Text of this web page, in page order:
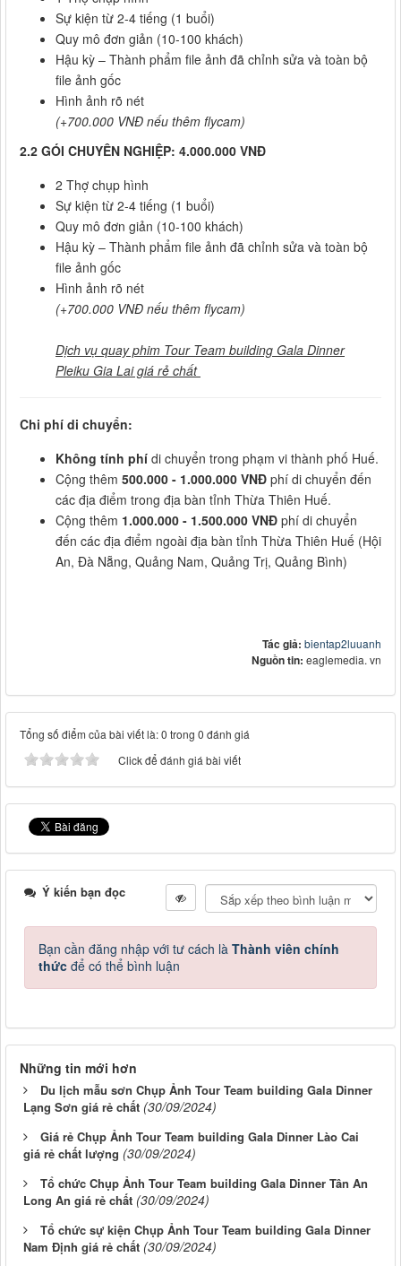
Sự kiện từ 2-4 tiếng (1 buổi)
Quy mô đơn giản (10-100 khách)
Hậu kỳ – Thành phẩm file ảnh đã chỉnh sửa và toàn bộ
file ảnh gốc
Hình ảnh rõ nét
(+700.000 VNĐ nếu thêm flycam)
2.2 GÓI CHUYÊN NGHIỆP: 4.000.000 VNĐ
2 Thợ chụp hình
Sự kiện từ 2-4 tiếng (1 buổi)
Quy mô đơn giản (10-100 khách)
Hậu kỳ – Thành phẩm file ảnh đã chỉnh sửa và toàn bộ
file ảnh gốc
Hình ảnh rõ nét
(+700.000 VNĐ nếu thêm flycam)
Dịch vụ quay phim Tour Team building Gala Dinner
Pleiku Gia Lai giá rẻ chất
Chi phí di chuyển:
Không tính phí di chuyển trong phạm vi thành phố Huế.
Cộng thêm 500.000 - 1.000.000 VNĐ phí di chuyển đến
các địa điểm trong địa bàn tỉnh Thừa Thiên Huế.
Cộng thêm 1.000.000 - 1.500.000 VNĐ phí di chuyển
đến các địa điểm ngoài địa bàn tỉnh Thừa Thiên Huế (Hội
An, Đà Nẵng, Quảng Nam, Quảng Trị, Quảng Bình)
Tác giả: bientap2luuanh
Nguồn tin: eaglemedia. vn
Tổng số điểm của bài viết là: 0 trong 0 đánh giá
Click để đánh giá bài viết
Ý kiến bạn đọc
Bạn cần đăng nhập với tư cách là Thành viên chính
thức để có thể bình luận
Những tin mới hơn
Du lịch mẫu sơn Chụp Ảnh Tour Team building Gala Dinner
Lạng Sơn giá rẻ chất (30/09/2024)
Giá rẻ Chụp Ảnh Tour Team building Gala Dinner Lào Cai
giá rẻ chất lượng (30/09/2024)
Tổ chức Chụp Ảnh Tour Team building Gala Dinner Tân An
Long An giá rẻ chất (30/09/2024)
Tổ chức sự kiện Chụp Ảnh Tour Team building Gala Dinner
Nam Định giá rẻ chất (30/09/2024)